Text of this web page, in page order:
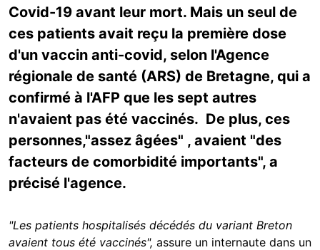
Covid-19 avant leur mort. Mais un seul de
ces patients avait reçu la première dose
d'un vaccin anti-covid, selon l'Agence
régionale de santé (ARS) de Bretagne, qui a
confirmé à l'AFP que les sept autres
n'avaient pas été vaccinés. De plus, ces
personnes,"assez âgées" , avaient "des
facteurs de comorbidité importants", a
précisé l'agence.
"Les patients hospitalisés décédés du variant Breton
avaient tous été vaccinés", assure un internaute dans un